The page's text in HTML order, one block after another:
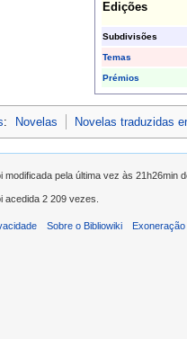
Edições
Subdivisões
Temas
Prémios
: Novelas Novelas traduzidas
modificada pela última vez às 21h26min
acedida 2 209 vezes.
Sobre o Bibliowiki